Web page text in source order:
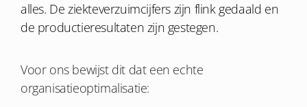
alles. De ziekteverzuimcijfers zijn flink gedaald en
de productieresultaten zijn gestegen.
Voor ons bewijst dit dat een echte
organisatieoptimalisatie: